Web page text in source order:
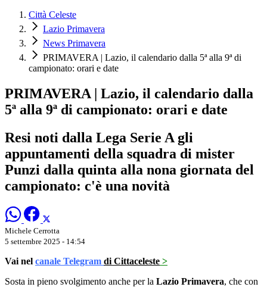
Città Celeste
Lazio Primavera
News Primavera
PRIMAVERA | Lazio, il calendario dalla 5ª alla 9ª di
campionato: orari e date
PRIMAVERA | Lazio, il calendario dalla
5ª alla 9ª di campionato: orari e date
Resi noti dalla Lega Serie A gli
appuntamenti della squadra di mister
Punzi dalla quinta alla nona giornata del
campionato: c'è una novità
Michele Cerrotta
5 settembre 2025 - 14:54
Vai nel canale Telegram di Cittaceleste >
Sosta in pieno svolgimento anche per la Lazio Primavera, che con